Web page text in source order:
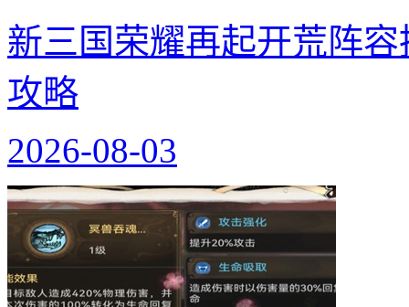
新三国荣耀再起开荒阵
攻略
2026-08-03